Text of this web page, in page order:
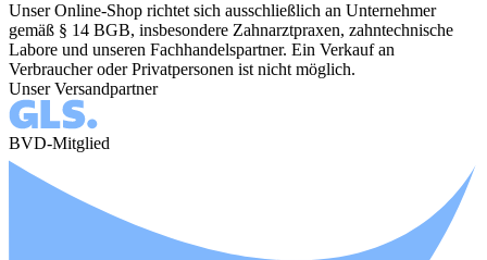
Unser Online-Shop richtet sich ausschließlich an Unternehmer
gemäß § 14 BGB, insbesondere Zahnarztpraxen, zahntechnische
Labore und unseren Fachhandelspartner. Ein Verkauf an
Verbraucher oder Privatpersonen ist nicht möglich.
Unser Versandpartner
BVD-Mitglied